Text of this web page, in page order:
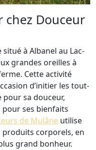
chez Douceur
situé à Albanel au Lac-
grandes oreilles à
Cette activité
d’initier les tout-
sa douceur,
pour ses bienfaits
de Mulâne utilise
corporels, en
grand bonheur.